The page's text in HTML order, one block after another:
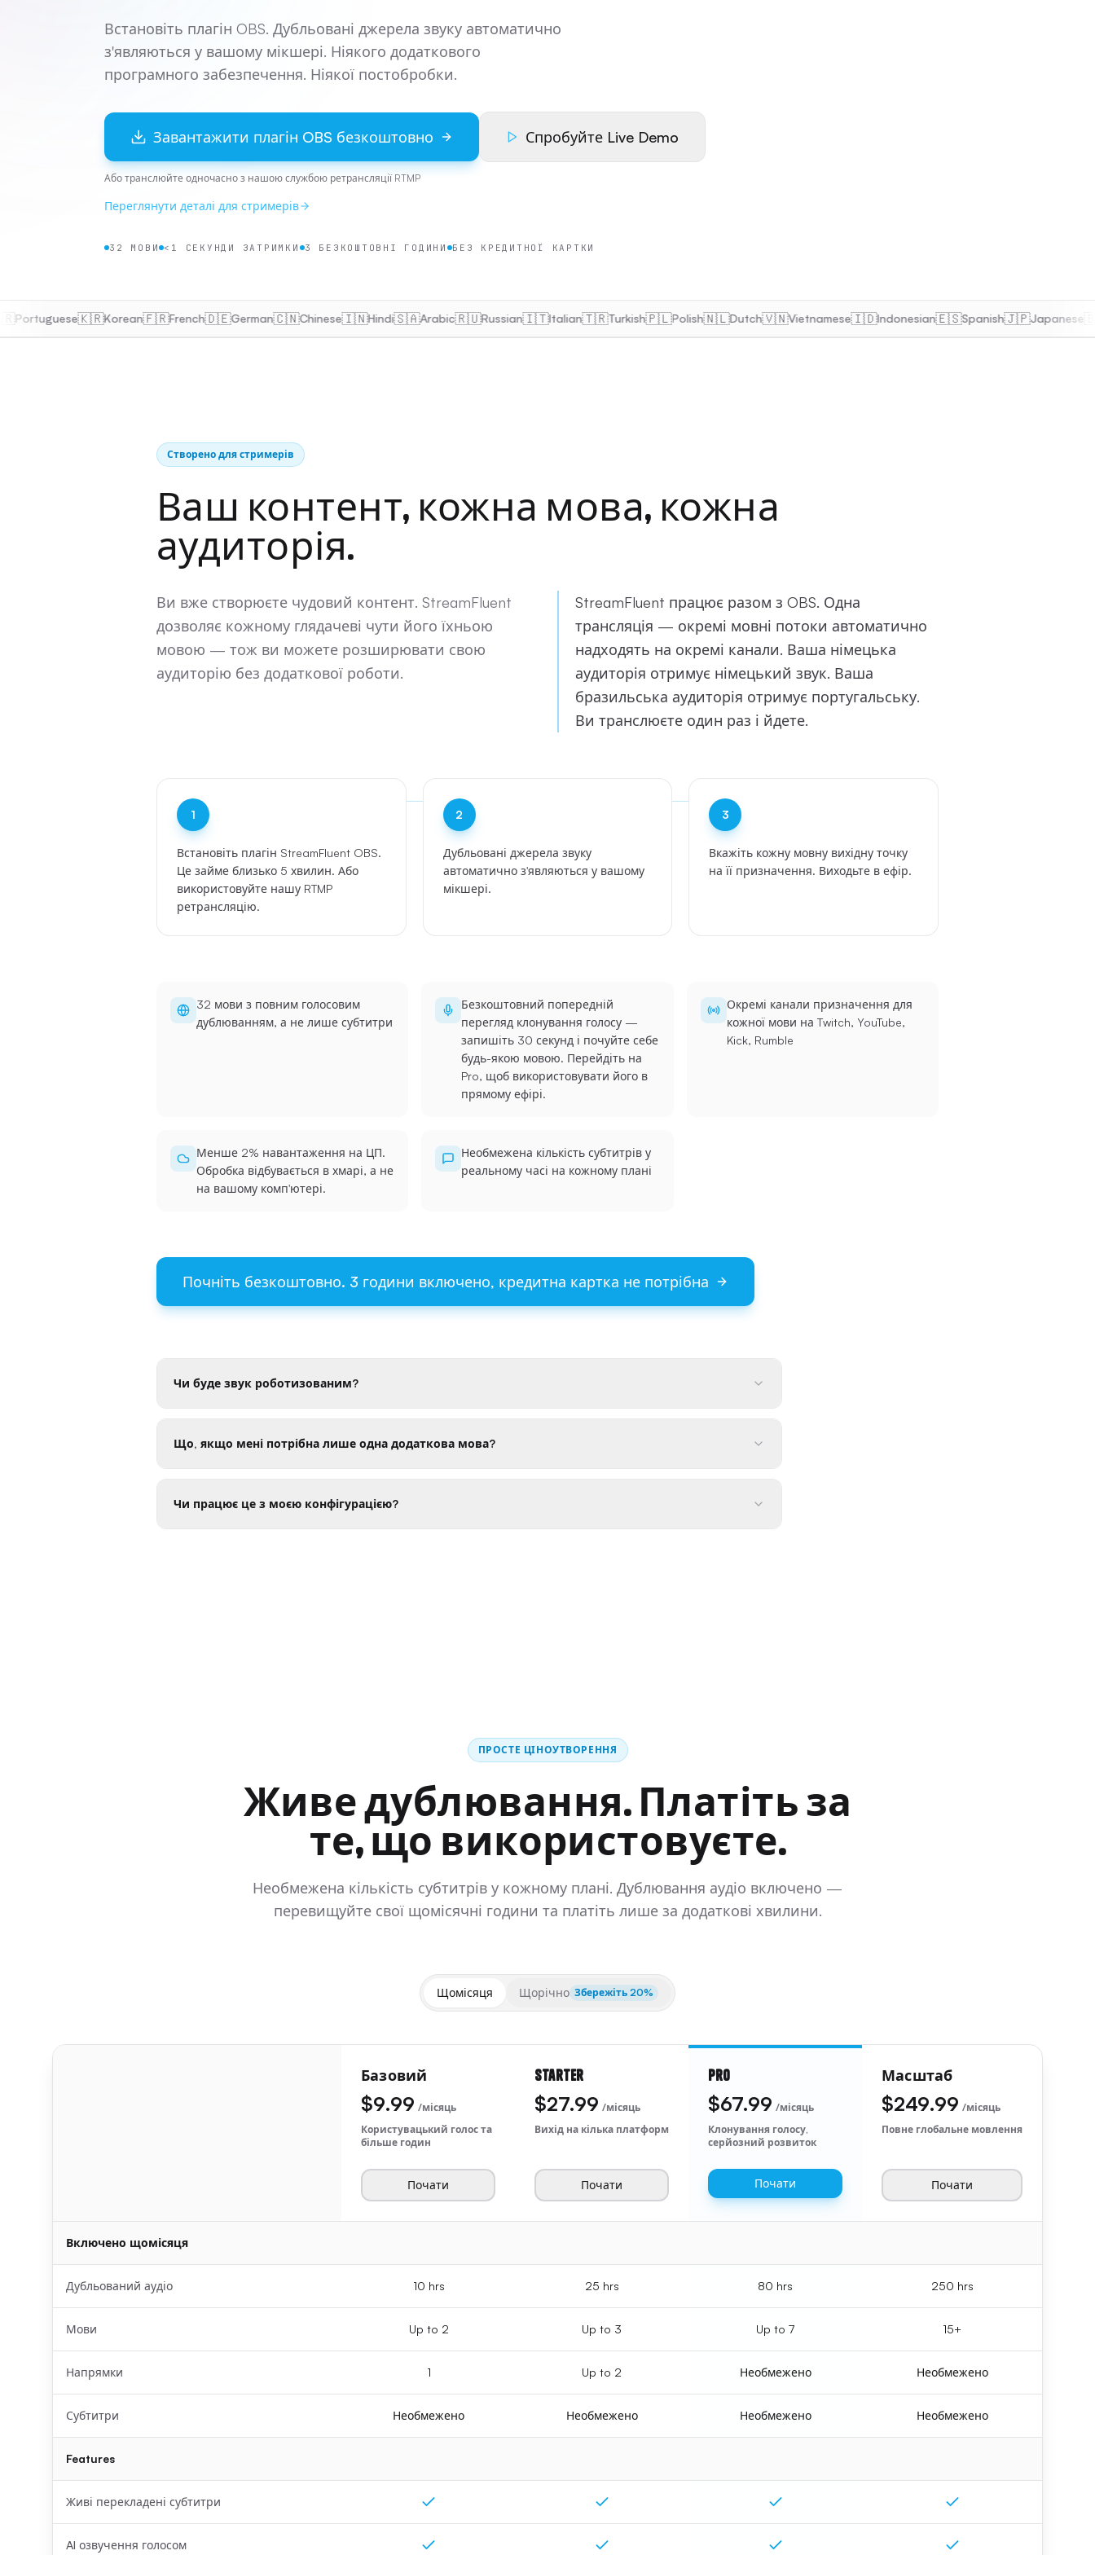
Basic: $9.99/month — 10 hours, up to 2 languages, custom voice TTS, voice cloning preview
Starter: $27.99/month — 25 hours, up to 3 languages, multi-platform RTMP relay, voice cloning preview
Pro: $67.99/month — 80 hours, up to 7 languages, live voice cloning on stream
Встановіть плагін OBS. Дубльовані джерела звуку автоматично
з'являються у вашому мікшері. Ніякого додаткового
програмного забезпечення. Ніякої постобробки.
Завантажити плагін OBS безкоштовно Спробуйте Live Demo
Або транслюйте одночасно з нашою службою ретрансляції RTMP
Переглянути деталі для стримерів
32 МОВИ <1 СЕКУНДИ ЗАТРИМКИ 3 БЕЗКОШТОВНІ ГОДИНИ БЕЗ КРЕДИТНОЇ КАРТКИ
🇰🇷Korean🇫🇷French🇩🇪German🇨🇳Chinese🇮🇳 Hindi🇸🇦Arabic🇷🇺Russian🇮🇹 Italian🇹🇷Turkish🇵🇱Polish🇳🇱Dutch🇻🇳Vietnamese🇮🇩 Indonesian🇪🇸Spanish🇯🇵Japanese🇧🇷
Створено для стримерів
Ваш контент, кожна мова, кожна
аудиторія.
Ви вже створюєте чудовий контент. StreamFluent
дозволяє кожному глядачеві чути його їхньою
мовою — тож ви можете розширювати свою
аудиторію без додаткової роботи.
StreamFluent працює разом з OBS. Одна
трансляція — окремі мовні потоки автоматично
надходять на окремі канали. Ваша німецька
аудиторія отримує німецький звук. Ваша
бразильська аудиторія отримує португальську.
Ви транслюєте один раз і йдете.
1
Встановіть плагін StreamFluent OBS.
Це займе близько 5 хвилин. Або
використовуйте нашу RTMP
ретрансляцію.
2
Дубльовані джерела звуку
автоматично з'являються у вашому
мікшері.
3
Вкажіть кожну мовну вихідну точку
на її призначення. Виходьте в ефір.
32 мови з повним голосовим
дублюванням, а не лише субтитри
Безкоштовний попередній
перегляд клонування голосу —
запишіть 30 секунд і почуйте себе
будь-якою мовою. Перейдіть на
Pro, щоб використовувати його в
прямому ефірі.
Окремі канали призначення для
кожної мови на Twitch, YouTube,
Kick, Rumble
Менше 2% навантаження на ЦП.
Обробка відбувається в хмарі, а не
на вашому комп'ютері.
Необмежена кількість субтитрів у
реальному часі на кожному плані
Почніть безкоштовно. 3 години включено, кредитна картка не потрібна
Чи буде звук роботизованим?
Що, якщо мені потрібна лише одна додаткова мова?
Чи працює це з моєю конфігурацією?
ПРОСТЕ ЦІНОУТВОРЕННЯ
Живе дублювання. Платіть за
те, що використовуєте.
Необмежена кількість субтитрів у кожному плані. Дублювання аудіо включено —
перевищуйте свої щомісячні години та платіть лише за додаткові хвилини.
Щомісяця Щорічно Збережіть 20%
Базовий
$9.99 /місяць
Користувацький голос та
більше годин
Почати
Starter
$27.99 /місяць
Вихід на кілька платформ
Почати
Pro
$67.99 /місяць
Клонування голосу,
серйозний розвиток
Почати
Масштаб
$249.99 /місяць
Повне глобальне мовлення
Почати
Включено щомісяця
Дубльований аудіо 10 hrs 25 hrs 80 hrs 250 hrs
Мови Up to 2 Up to 3 Up to 7 15+
Напрямки 1 Up to 2 Необмежено Необмежено
Субтитри Необмежено Необмежено Необмежено Необмежено
Features
Живі перекладені субтитри
AI озвучення голосом